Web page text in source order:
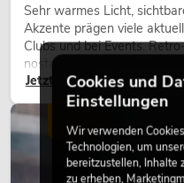
Sehr warmes Licht,
Akzente prägen viele
Clubs und bei Events.
nostalgischer Effekt,
Gestaltungsmittel: Es
Charakter und kann
wirken lassen.
Jetzt lesenCookies und
Einstellungen
Wir verwenden
Technologien, um
bereitzustellen, Inhalte
zu erheben,